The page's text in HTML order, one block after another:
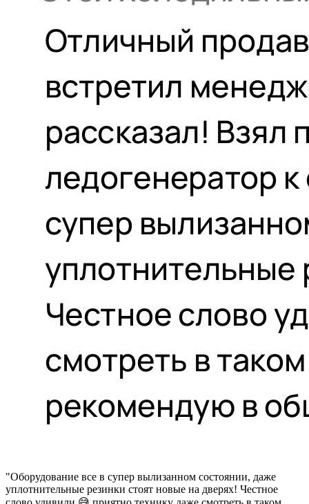
"Оборудование все в супер вылизанном состоянии, даже
уплотнительные резинки стоят новые на дверях! Честное